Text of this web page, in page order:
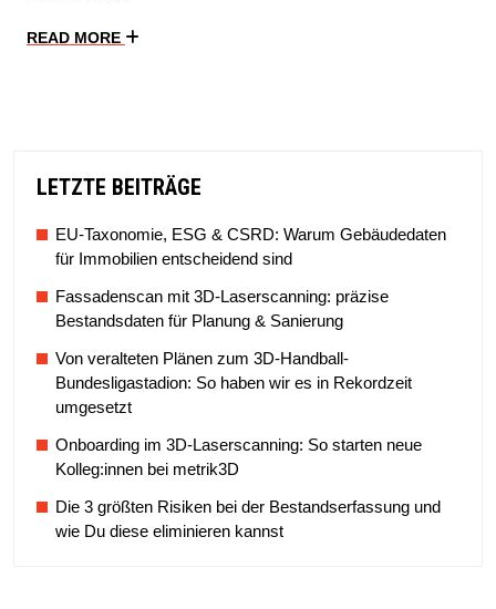
READ MORE
LETZTE BEITRÄGE
EU-Taxonomie, ESG & CSRD: Warum Gebäudedaten
für Immobilien entscheidend sind
Fassadenscan mit 3D-Laserscanning: präzise
Bestandsdaten für Planung & Sanierung
Von veralteten Plänen zum 3D-Handball-
Bundesligastadion: So haben wir es in Rekordzeit
umgesetzt
Onboarding im 3D-Laserscanning: So starten neue
Kolleg:innen bei metrik3D
Die 3 größten Risiken bei der Bestandserfassung und
wie Du diese eliminieren kannst